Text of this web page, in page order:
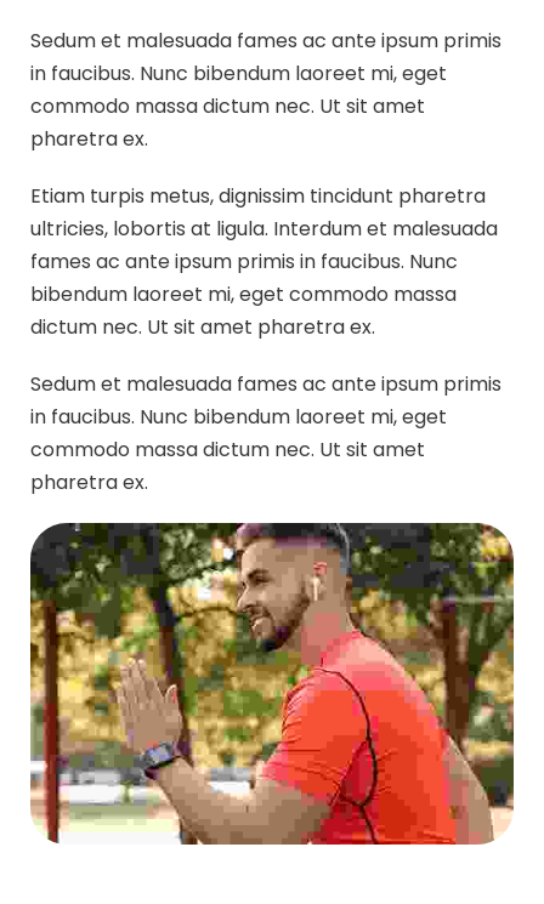
Sedum et malesuada fames ac ante ipsum primis
in faucibus. Nunc bibendum laoreet mi, eget
commodo massa dictum nec. Ut sit amet
pharetra ex.
Etiam turpis metus, dignissim tincidunt pharetra
ultricies, lobortis at ligula. Interdum et malesuada
fames ac ante ipsum primis in faucibus. Nunc
bibendum laoreet mi, eget commodo massa
dictum nec. Ut sit amet pharetra ex.
Sedum et malesuada fames ac ante ipsum primis
in faucibus. Nunc bibendum laoreet mi, eget
commodo massa dictum nec. Ut sit amet
pharetra ex.